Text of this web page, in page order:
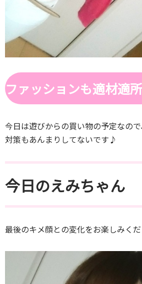
ファッションも適材適所
今日は遊びからの買い物の予定なの
対策もあんまりしてないです♪
今日のえみちゃん
最後のキメ顔との変化をお楽しみくだ